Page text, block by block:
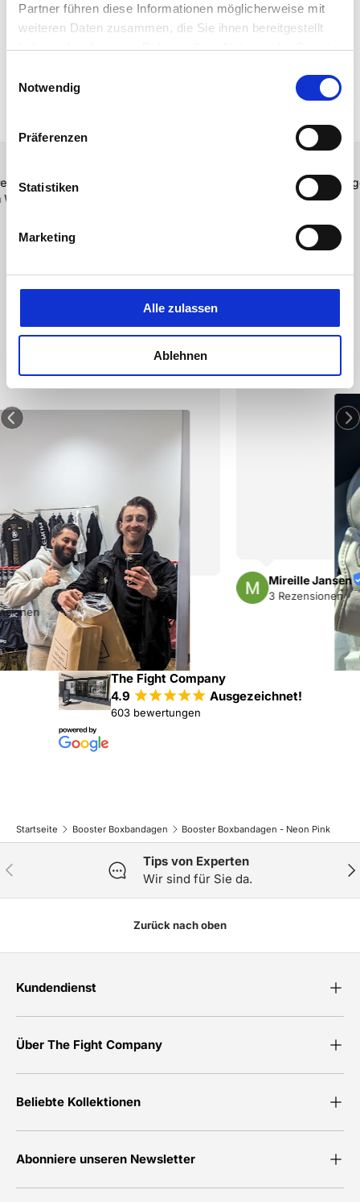
Partner führen diese Informationen möglicherweise mit
weiteren Daten zusammen, die Sie ihnen bereitgestellt
haben oder die sie im Rahmen Ihrer Nutzung der Dienste
Notwendig
Präferenzen
Statistiken
Marketing
Alle zulassen
Ablehnen
Ich wurde hervorragend bedient und habe gute Handschuhe
Mireille Jansen
3 Rezensionen
The Fight Company
4.9 ¡¡¡¡¡ Ausgezeichnet!
603 bewertungen
Startseite Booster Boxbandagen Booster Boxbandagen - Neon Pink
Vorherige
Tips von Experten
Wir sind für Sie da.
Zurück nach oben
Kundendienst
Über The Fight Company
Beliebte Kollektionen
Abonniere unseren Newsletter